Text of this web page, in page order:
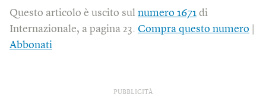
Questo articolo è uscito sul numero 1671 di
Internazionale, a pagina 23. Compra questo numero
Abbonati
PUBBLICITÀ